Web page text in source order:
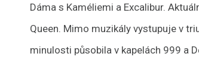
Dáma s Kaméliemi a Excalibur.
Queen. Mimo muzikály vystupuje v
minulosti působila v kapelách 999 a